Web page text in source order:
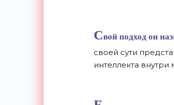
Свой подход он
своей сути
интеллекта